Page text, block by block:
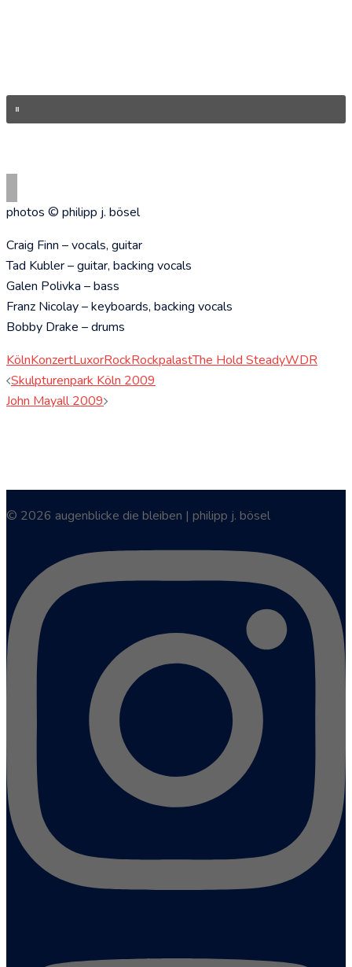
photos © philipp j. bösel
Craig Finn – vocals, guitar
Tad Kubler – guitar, backing vocals
Galen Polivka – bass
Franz Nicolay – keyboards, backing vocals
Bobby Drake – drums
KölnKonzertLuxorRockRockpalastThe Hold SteadyWDR
Beitragsnavigation
Skulpturenpark Köln 2009
John Mayall 2009
© 2026 augenblicke die bleiben | philipp j. bösel